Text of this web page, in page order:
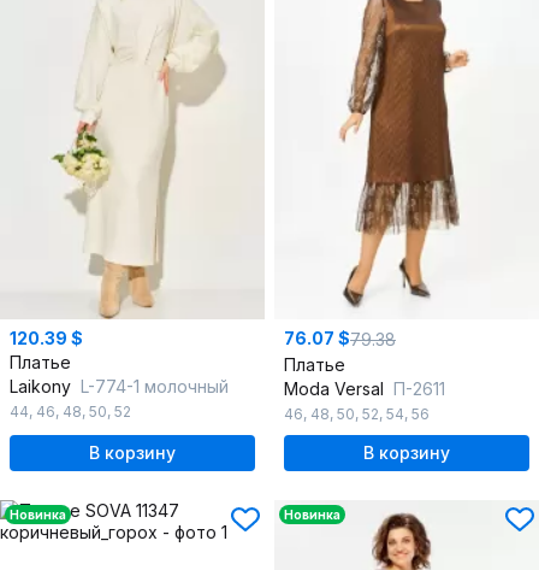
120.39 $
Платье
Laikony L-774-1 молочный
44, 46, 48, 50, 52
В корзину
76.07 $79.38
Платье
Moda Versal П-2611
46, 48, 50, 52, 54, 56
В корзину
Новинка Новинка